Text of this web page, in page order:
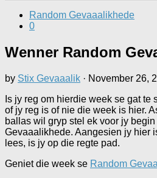
Random Gevaaalikhede
0
Wenner Random
by Stix Gevaaalik · November 26,
Is jy reg om hierdie week se gat te
of jy reg is of nie die week is hier.
ballas wil gryp stel ek voor jy
Gevaaalikhede. Aangesien jy hier
lees, is jy op die regte pad.
Geniet die week se Random